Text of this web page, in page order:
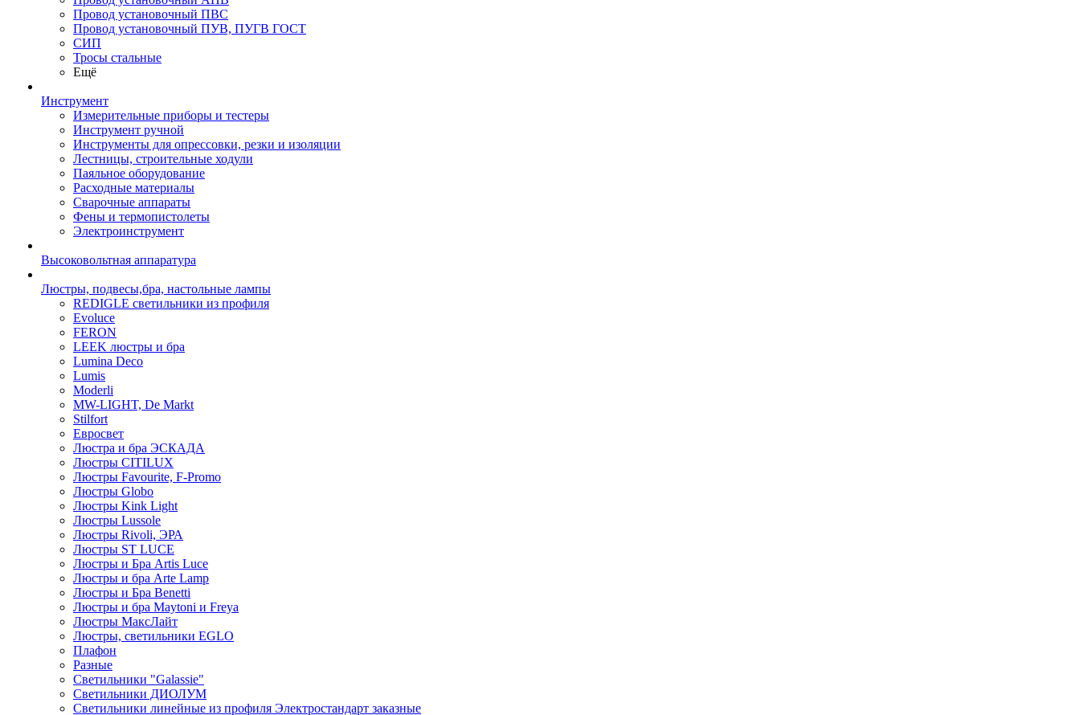
Провод установочный ПВС
Провод установочный ПУВ, ПУГВ ГОСТ
СИП
Тросы стальные
Ещё
Инструмент
Измерительные приборы и тестеры
Инструмент ручной
Инструменты для опрессовки, резки и изоляции
Лестницы, строительные ходули
Паяльное оборудование
Расходные материалы
Сварочные аппараты
Фены и термопистолеты
Электроинструмент
Высоковольтная аппаратура
Люстры, подвесы,бра, настольные лампы
REDIGLE светильники из профиля
Evoluce
FERON
LEEK люстры и бра
Lumina Deco
Lumis
Moderli
MW-LIGHT, De Markt
Stilfort
Евросвет
Люстра и бра ЭСКАДА
Люстры CITILUX
Люстры Favourite, F-Promo
Люстры Globo
Люстры Kink Light
Люстры Lussole
Люстры Rivoli, ЭРА
Люстры ST LUCE
Люстры и Бра Artis Luce
Люстры и бра Arte Lamp
Люстры и Бра Benetti
Люстры и бра Maytoni и Freya
Люстры МаксЛайт
Люстры, светильники EGLO
Плафон
Разные
Светильники "Galassie"
Светильники ДИОЛУМ
Светильники линейные из профиля Электростандарт заказные